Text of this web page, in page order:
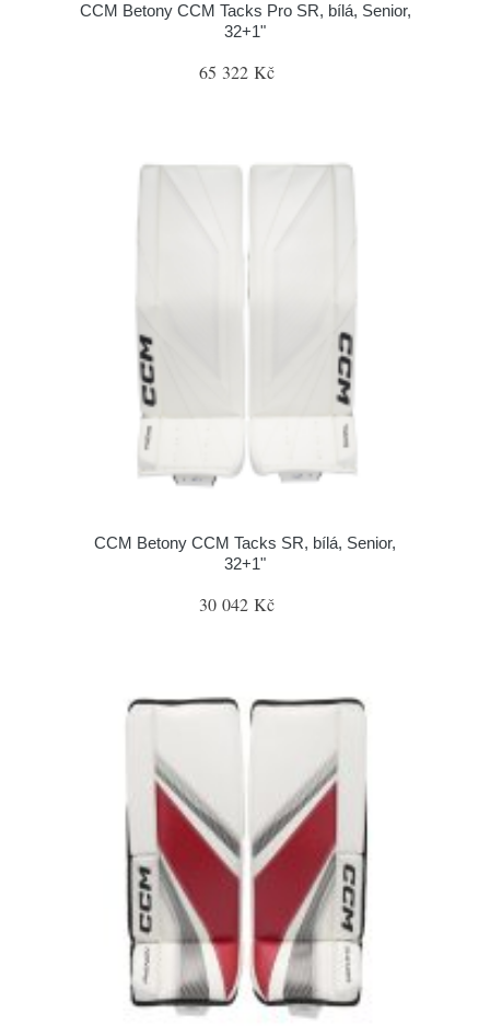
CCM Betony CCM Tacks Pro SR, bílá, Senior,
32+1"
65 322 Kč
CCM Betony CCM Tacks SR, bílá, Senior,
32+1"
30 042 Kč